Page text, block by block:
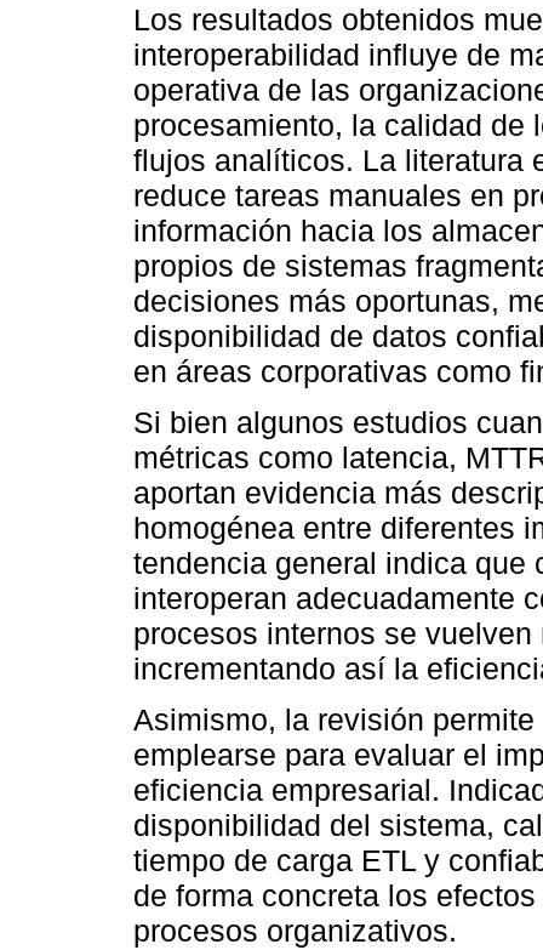
Los resultados obtenidos
interoperabilidad influye de
operativa de las
procesamiento, la calidad de
flujos analíticos. La literatura
reduce tareas manuales en
información hacia los
propios de sistemas
decisiones más oportunas,
disponibilidad de datos
en áreas corporativas como
Si bien algunos estudios
métricas como latencia,
aportan evidencia más
homogénea entre diferentes
tendencia general indica que
interoperan adecuadamente
procesos internos se
incrementando así la
Asimismo, la revisión
emplearse para evaluar el
eficiencia empresarial.
disponibilidad del sistema,
tiempo de carga ETL y
de forma concreta los
procesos organizativos.